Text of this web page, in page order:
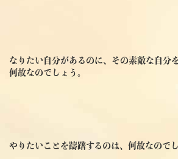
なりたい自分があるのに、その素敵な自分
何故なのでしょう。
やりたいことを躊躇するのは、何故なのでし